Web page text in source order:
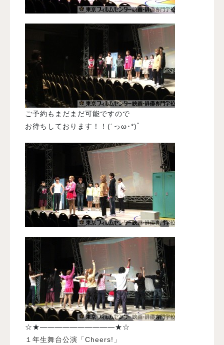
ご予約もまだまだ可能ですので
お待ちしております！！(´っω･*)ﾟ
☆★――――――――――★☆
１年生舞台公演「Cheers!」